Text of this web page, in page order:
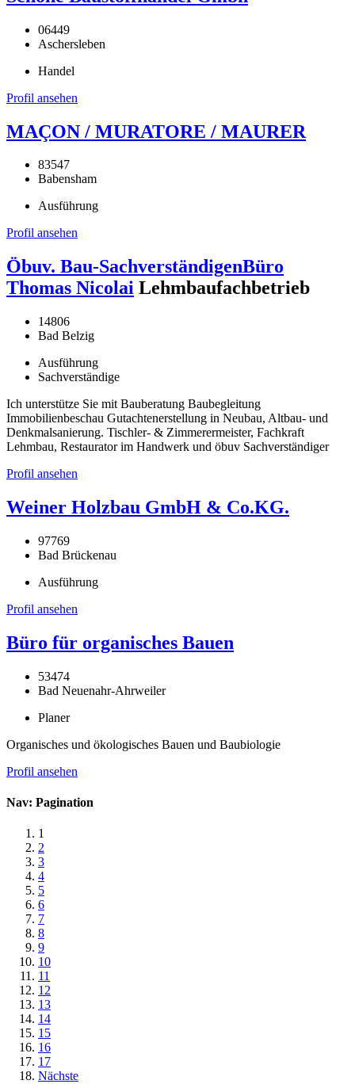
06449
Aschersleben
Handel
Profil ansehen
MAÇON / MURATORE / MAURER
83547
Babensham
Ausführung
Profil ansehen
Öbuv. Bau-SachverständigenBüro
Thomas Nicolai Lehmbaufachbetrieb
14806
Bad Belzig
Ausführung
Sachverständige
Ich unterstütze Sie mit Bauberatung Baubegleitung
Immobilienbeschau Gutachtenerstellung in Neubau, Altbau- und
Denkmalsanierung. Tischler- & Zimmerermeister, Fachkraft
Lehmbau, Restaurator im Handwerk und öbuv Sachverständiger
Profil ansehen
Weiner Holzbau GmbH & Co.KG.
97769
Bad Brückenau
Ausführung
Profil ansehen
Büro für organisches Bauen
53474
Bad Neuenahr-Ahrweiler
Planer
Organisches und ökologisches Bauen und Baubiologie
Profil ansehen
Nav: Pagination
1
2
3
4
5
6
7
8
9
10
11
12
13
14
15
16
17
Nächste